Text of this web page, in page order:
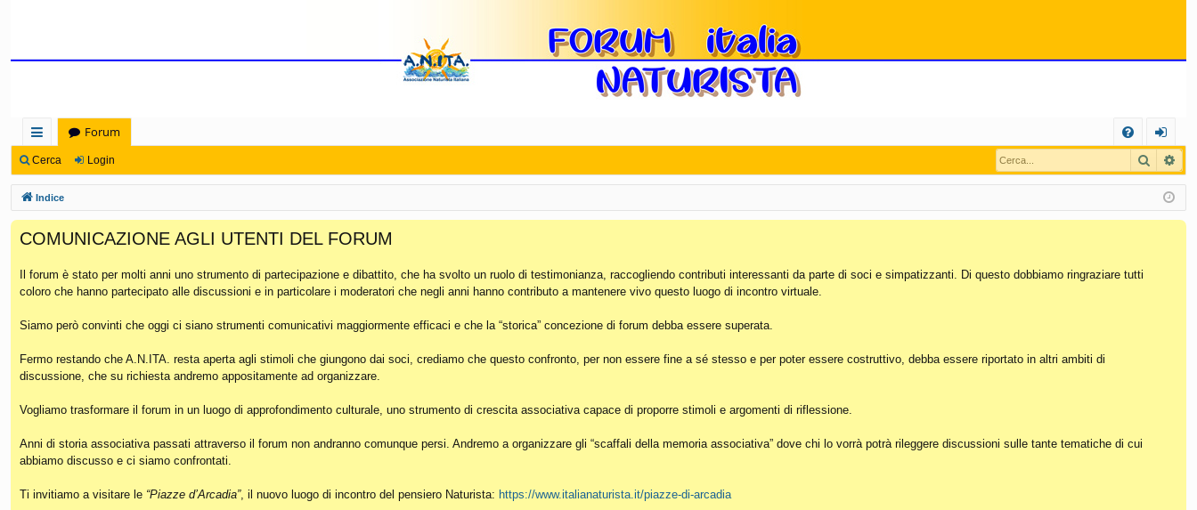
oll
eg
a
m
en
ti
Ra
di
Forum
Q
og
in
Cerca Login Cerca
Indice
COMUNICAZIONE AGLI UTENTI DEL FORUM
Il forum è stato per molti anni uno strumento di partecipazione e dibattito, che ha svolto un ruolo di testimonianza, raccogliendo contributi interessanti da parte di soci e simpatizzanti. Di questo dobbiamo ringraziare tutti
coloro che hanno partecipato alle discussioni e in particolare i moderatori che negli anni hanno contributo a mantenere vivo questo luogo di incontro virtuale.
Siamo però convinti che oggi ci siano strumenti comunicativi maggiormente efficaci e che la “storica” concezione di forum debba essere superata.
Fermo restando che A.N.ITA. resta aperta agli stimoli che giungono dai soci, crediamo che questo confronto, per non essere fine a sé stesso e per poter essere costruttivo, debba essere riportato in altri ambiti di
discussione, che su richiesta andremo appositamente ad organizzare.
Vogliamo trasformare il forum in un luogo di approfondimento culturale, uno strumento di crescita associativa capace di proporre stimoli e argomenti di riflessione.
Anni di storia associativa passati attraverso il forum non andranno comunque persi. Andremo a organizzare gli “scaffali della memoria associativa” dove chi lo vorrà potrà rileggere discussioni sulle tante tematiche di cui
abbiamo discusso e ci siamo confrontati.
Ti invitiamo a visitare le “Piazze d’Arcadia”, il nuovo luogo di incontro del pensiero Naturista: https://www.italianaturista.it/piazze-di-arcadia